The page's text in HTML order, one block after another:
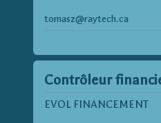
tomasz@raytech.ca
Contrôleur
EVOL FINANCEMENT